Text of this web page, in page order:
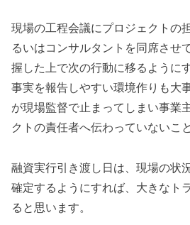
現場の工程会議にプロジェクトの
るいはコンサルタントを同席させ
握した上で次の行動に移るように
事実を報告しやすい環境作りも大
が現場監督で止まってしまい事業
クトの責任者へ伝わっていないこ
融資実行引き渡し日は、現場の状
確定するようにすれば、大きなト
ると思います。